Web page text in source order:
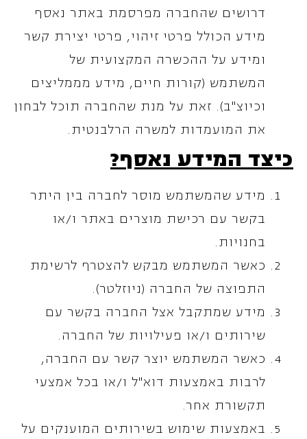
דרושים שהחברה מפרסמת באתר נאסף
מידע הכולל פרטי זיהוי, פרטי יצירת קשר
ומידע על ההכשרה המקצועית של
המשתמש (קורות חיים, מידע מממליצים
וכיוצ"ב). זאת על מנת שהחברה תוכל לבחון
את המועמדות למשרה הרלבנטית.
כיצד המידע נאסף?
מידע שהמשתמש מוסר לחברה בין היתר
בקשר עם רכישת מוצרים באתר ו/או
בחנויות.
כאשר המשתמש מבקש להצטרף לרשימת
התפוצה של החברה (ניוזלטר).
מידע שמתקבל אצל החברה בקשר עם
שירותים ו/או פעילויות של החברה.
כאשר המשתמש יוצר קשר עם החברה,
לרבות באמצעות דוא"ל ו/או בכל אמצעי
תקשורת אחר.
באמצעות שימוש בשירותים המוענקים על